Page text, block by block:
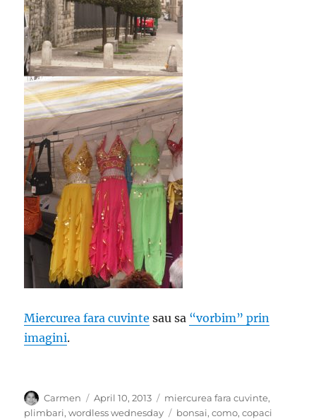
Miercurea fara cuvinte sau sa “vorbim” prin
imagini.
Author
Carmen
Posted
on
April 10, 2013 Categories
miercurea fara cuvinte,
plimbari,wordless wednesday Tags
bonsai,como,copaci